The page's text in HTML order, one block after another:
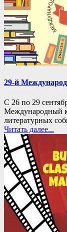
29-й
С 26 по 29
Международный
литературных
Читать далее...